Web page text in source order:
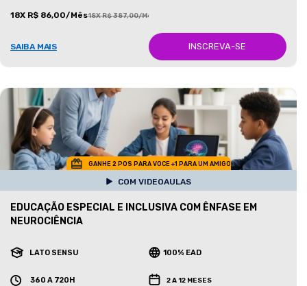
18X R$ 86,00/Mês18X R$ 387,00/Mês
SAIBA MAIS INSCREVA-SE
GANHE 2 POS PARA VOCE +1 PARA UM AMIGO
COM VIDEOAULAS
EDUCAÇÃO ESPECIAL E INCLUSIVA COM ÊNFASE EM
NEUROCIÊNCIA
LATO SENSU 100% EAD
360 A 720H 2 A 12 MESES